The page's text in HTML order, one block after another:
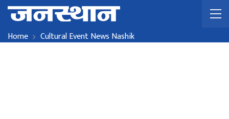
Home Cultural Event News Nashik